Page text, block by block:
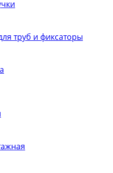
труб и фиксаторы